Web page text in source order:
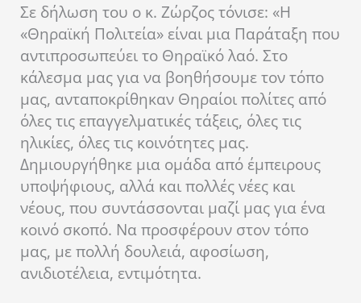
Σε δήλωση του ο κ. Ζώρζος τόνισε: «Η
«Θηραϊκή Πολιτεία» είναι μια Παράταξη που
αντιπροσωπεύει το Θηραϊκό λαό. Στο
κάλεσμα μας για να βοηθήσουμε τον τόπο
μας, ανταποκρίθηκαν Θηραίοι πολίτες από
όλες τις επαγγελματικές τάξεις, όλες τις
ηλικίες, όλες τις κοινότητες μας.
Δημιουργήθηκε μια ομάδα από έμπειρους
υποψήφιους, αλλά και πολλές νέες και
νέους, που συντάσσονται μαζί μας για ένα
κοινό σκοπό. Να προσφέρουν στον τόπο
μας, με πολλή δουλειά, αφοσίωση,
ανιδιοτέλεια, εντιμότητα.